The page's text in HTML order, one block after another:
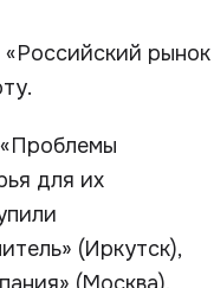
рынок
для их
(Иркутск),